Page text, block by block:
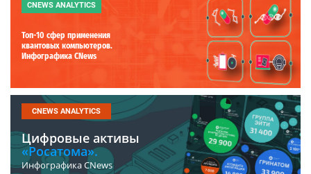
CNEWS ANALYTICS
Топ-10 сфер применения
квантовых компьютеров.
Инфографика CNews
CNEWS ANALYTICS
Цифровые активы
«Росатома».
Инфографика CNews